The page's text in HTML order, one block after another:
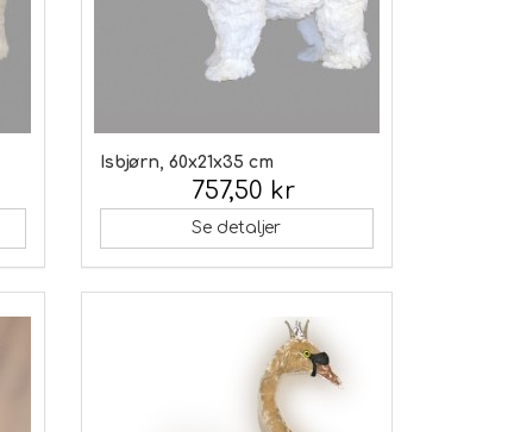
Isbjørn, 60x21x35 cm
757,50 kr
Se detaljer